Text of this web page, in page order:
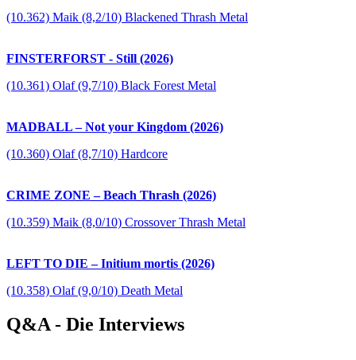
(10.362) Maik (8,2/10) Blackened Thrash Metal
FINSTERFORST - Still (2026)
(10.361) Olaf (9,7/10) Black Forest Metal
MADBALL – Not your Kingdom (2026)
(10.360) Olaf (8,7/10) Hardcore
CRIME ZONE – Beach Thrash (2026)
(10.359) Maik (8,0/10) Crossover Thrash Metal
LEFT TO DIE – Initium mortis (2026)
(10.358) Olaf (9,0/10) Death Metal
Q&A - Die Interviews